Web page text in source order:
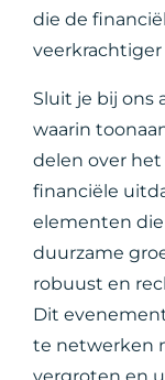
die de
Sluit je bij ons
waarin
delen over
financiële
elementen die
duurzame
robuust en
Dit
te netwerken